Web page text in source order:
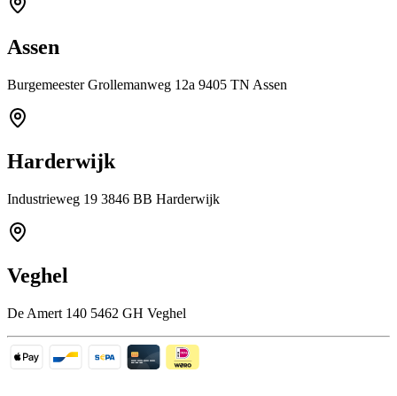
Assen
Burgemeester Grollemanweg 12a 9405 TN Assen
Harderwijk
Industrieweg 19 3846 BB Harderwijk
Veghel
De Amert 140 5462 GH Veghel